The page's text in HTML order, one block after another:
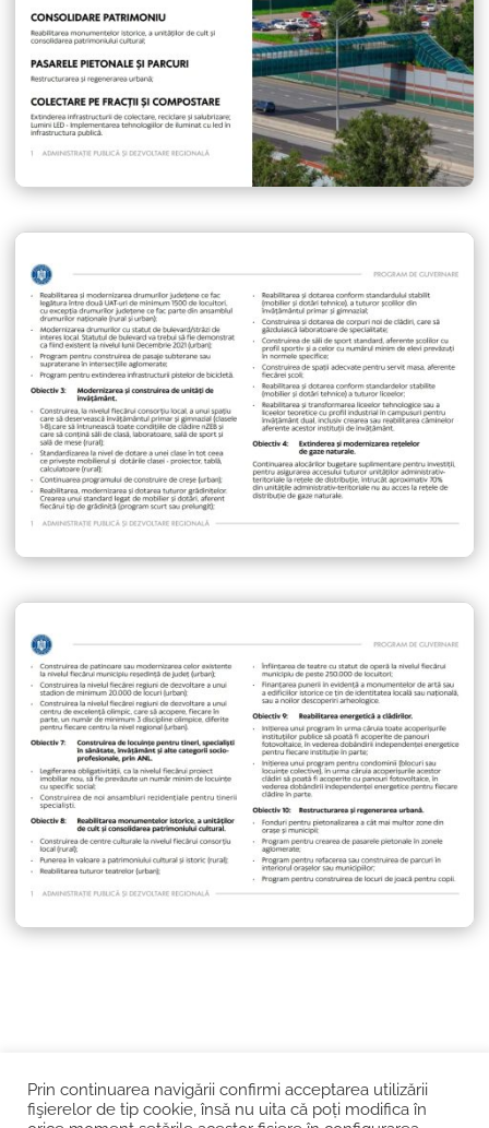
Șos. Kiseleff nr. 10, București
Prin continuarea navigării confirmi acceptarea utilizării
fişierelor de tip cookie, însă nu uita că poți modifica în